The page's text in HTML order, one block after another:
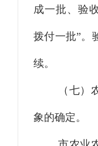
成一批、验
拨付一批”。
续。
（ 七）
象的确定。